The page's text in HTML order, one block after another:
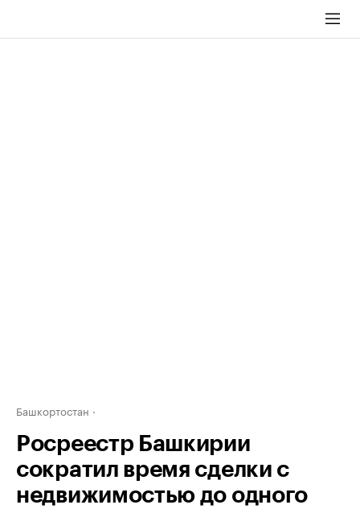
Башкортостан
Росреестр Башкирии
сократил время сделки с
недвижимостью до одного